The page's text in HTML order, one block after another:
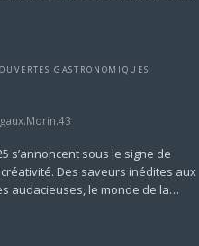
GASTRONOMIQUES
s’annoncent sous le signe de
Des saveurs inédites aux
audacieuses, le monde de la…